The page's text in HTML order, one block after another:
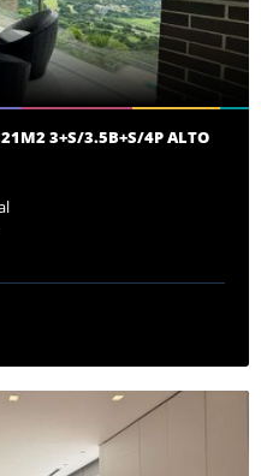
3+S/3.5B+S/4P ALTO